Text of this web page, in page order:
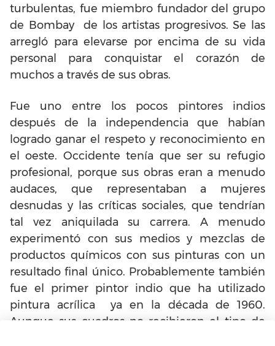
turbulentas, fue miembro fundador del grupo
de Bombay de los artistas progresivos. Se las
arregló para elevarse por encima de su vida
personal para conquistar el corazón de
muchos a través de sus obras.
Fue uno entre los pocos pintores indios
después de la independencia que habían
logrado ganar el respeto y reconocimiento en
el oeste. Occidente tenía que ser su refugio
profesional, porque sus obras eran a menudo
audaces, que representaban a mujeres
desnudas y las críticas sociales, que tendrían
tal vez aniquilada su carrera. A menudo
experimentó con sus medios y mezclas de
productos químicos con sus pinturas con un
resultado final único. Probablemente también
fue el primer pintor indio que ha utilizado
pintura acrílica ya en la década de 1960.
Aunque sus cuadros no recibieron el tipo de